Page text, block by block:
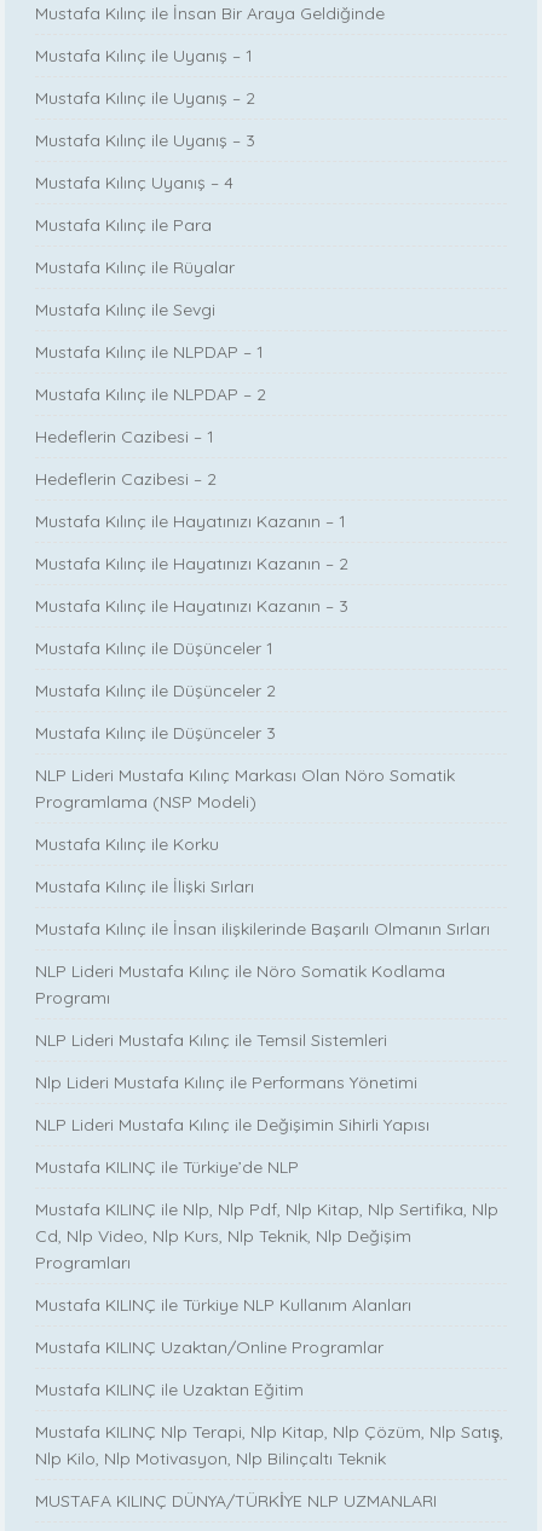
Mustafa Kılınç ile İnsan Bir Araya Geldiğinde
Mustafa Kılınç ile Uyanış – 1
Mustafa Kılınç ile Uyanış – 2
Mustafa Kılınç ile Uyanış – 3
Mustafa Kılınç Uyanış – 4
Mustafa Kılınç ile Para
Mustafa Kılınç ile Rüyalar
Mustafa Kılınç ile Sevgi
Mustafa Kılınç ile NLPDAP – 1
Mustafa Kılınç ile NLPDAP – 2
Hedeflerin Cazibesi – 1
Hedeflerin Cazibesi – 2
Mustafa Kılınç ile Hayatınızı Kazanın – 1
Mustafa Kılınç ile Hayatınızı Kazanın – 2
Mustafa Kılınç ile Hayatınızı Kazanın – 3
Mustafa Kılınç ile Düşünceler 1
Mustafa Kılınç ile Düşünceler 2
Mustafa Kılınç ile Düşünceler 3
NLP Lideri Mustafa Kılınç Markası Olan Nöro Somatik
Programlama (NSP Modeli)
Mustafa Kılınç ile Korku
Mustafa Kılınç ile İlişki Sırları
Mustafa Kılınç ile İnsan ilişkilerinde Başarılı Olmanın Sırları
NLP Lideri Mustafa Kılınç ile Nöro Somatik Kodlama
Programı
NLP Lideri Mustafa Kılınç ile Temsil Sistemleri
Nlp Lideri Mustafa Kılınç ile Performans Yönetimi
NLP Lideri Mustafa Kılınç ile Değişimin Sihirli Yapısı
Mustafa KILINÇ ile Türkiye’de NLP
Mustafa KILINÇ ile Nlp, Nlp Pdf, Nlp Kitap, Nlp Sertifika, Nlp
Cd, Nlp Video, Nlp Kurs, Nlp Teknik, Nlp Değişim
Programları
Mustafa KILINÇ ile Türkiye NLP Kullanım Alanları
Mustafa KILINÇ Uzaktan/Online Programlar
Mustafa KILINÇ ile Uzaktan Eğitim
Mustafa KILINÇ Nlp Terapi, Nlp Kitap, Nlp Çözüm, Nlp Satış,
Nlp Kilo, Nlp Motivasyon, Nlp Bilinçaltı Teknik
MUSTAFA KILINÇ DÜNYA/TÜRKİYE NLP UZMANLARI